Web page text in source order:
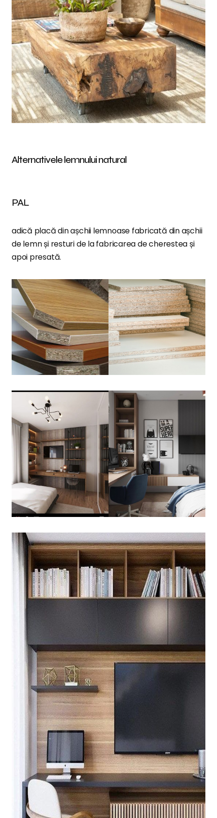
Alternativele lemnului natural
PAL
adică placă din așchii lemnoase fabricată din așchii
de lemn și resturi de la fabricarea de cherestea și
apoi presată.